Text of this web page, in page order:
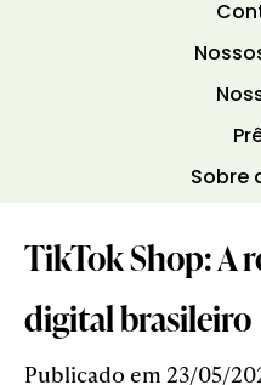
Sobre
TikTok Shop: A
digital brasileiro
Publicado em 23/05/